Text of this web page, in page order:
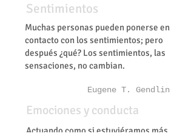
Sentimientos
Muchas personas pueden ponerse en
contacto con los sentimientos; pero
después ¿qué? Los sentimientos, las
sensaciones, no cambian.
Eugene T. Gendlin
Emociones y conducta
Actuando como si estuviéramos más